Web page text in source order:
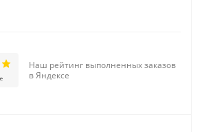
Наш рейтинг выполненных заказов
в Яндексе